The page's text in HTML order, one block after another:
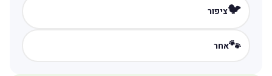
🐦ציפור
🐾אחר